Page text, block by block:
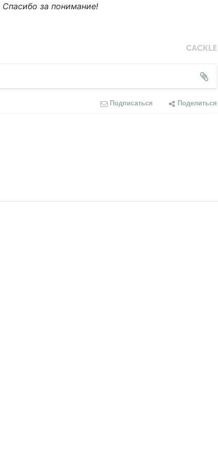
Спасибо за понимание!
Подписаться Поделиться